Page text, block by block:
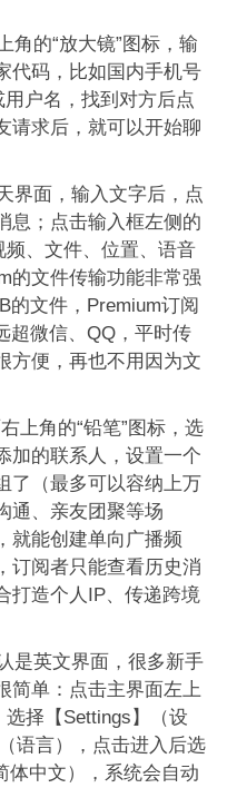
角的“放大镜”图标，输
代码，比如国内手机号
用户名，找到对方后点
请求后，就可以开始聊
界面，输入文字后，点
息；点击输入框左侧的
频、文件、位置、语音
的文件传输功能非常强
的文件，Premium订阅
超微信、QQ，平时传
方便，再也不用因为文
上角的“铅笔”图标，选
加的联系人，设置一个
了（最多可以容纳上万
通、亲友团聚等场
就能创建单向广播频
订阅者只能查看历史消
打造个人IP、传递跨境
是英文界面，很多新手
简单：点击主界面左上
选择【Settings】（设
语言），点击进入后选
体中文），系统会自动